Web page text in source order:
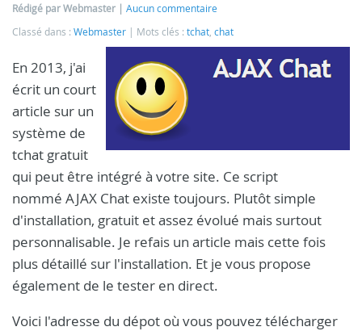
Rédigé par Webmaster
Aucun commentaire
Classé dans : Webmaster Mots clés : tchat, chat
En 2013, j'ai
écrit un court
article sur un
système de
tchat gratuit
qui peut être intégré à votre site. Ce script
nommé AJAX Chat existe toujours. Plutôt simple
d'installation, gratuit et assez évolué mais surtout
personnalisable. Je refais un article mais cette fois
plus détaillé sur l'installation. Et je vous propose
également de le tester en direct.
Voici l'adresse du dépot où vous pouvez télécharger